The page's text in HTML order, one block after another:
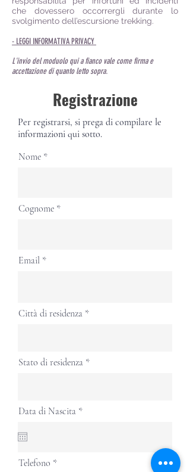
che dovessero occorrergli durante lo
svolgimento dell’escursione trekking.
- LEGGI INFORMATIVA PRIVACY
L'invio del moduolo qui a fianco vale come firma e
accettazione di quanto letto sopra.
Registrazione
Per registrarsi, si prega di compilare le
informazioni qui sotto.
Nome
Cognome
Email
Città di residenza
Stato di residenza
Data di Nascita *r
Telefono